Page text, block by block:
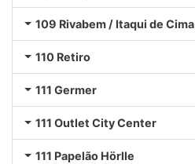
109 Rivabem / Itaqui de Cima
110 Retiro
111 Germer
111 Outlet City Center
111 Papelão Hörlle